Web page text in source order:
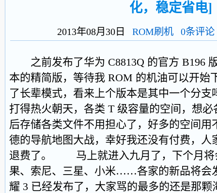
化，稳定省电]
2013年08月30日 ROM刷机 0条评论
之前发布了华为 C8813Q 的官方 B196
本的精简版，等待我 ROM 的机油可以开始
了长辈模式，看来上个版本是其中一个
打得热火朝天，各类 T 级容量的空间，想
后存储各类文件不用担心了，好多的空间用
德的导航地图大战，幸好我还没有付费，人
退费了。 马上就进入九月了，下个月将
果、索尼、三星、小米……各家的新品将会
耀 3 已经发布了，大家骂的最多的还是那